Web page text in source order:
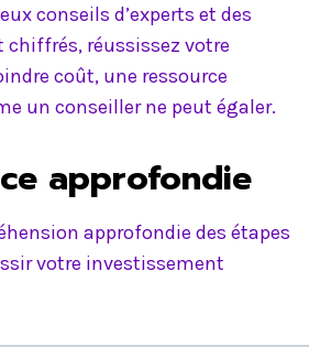
conseils d’experts et des
réussissez votre
coût, une ressource
un conseiller ne peut égaler.
approfondie
approfondie des étapes
votre investissement